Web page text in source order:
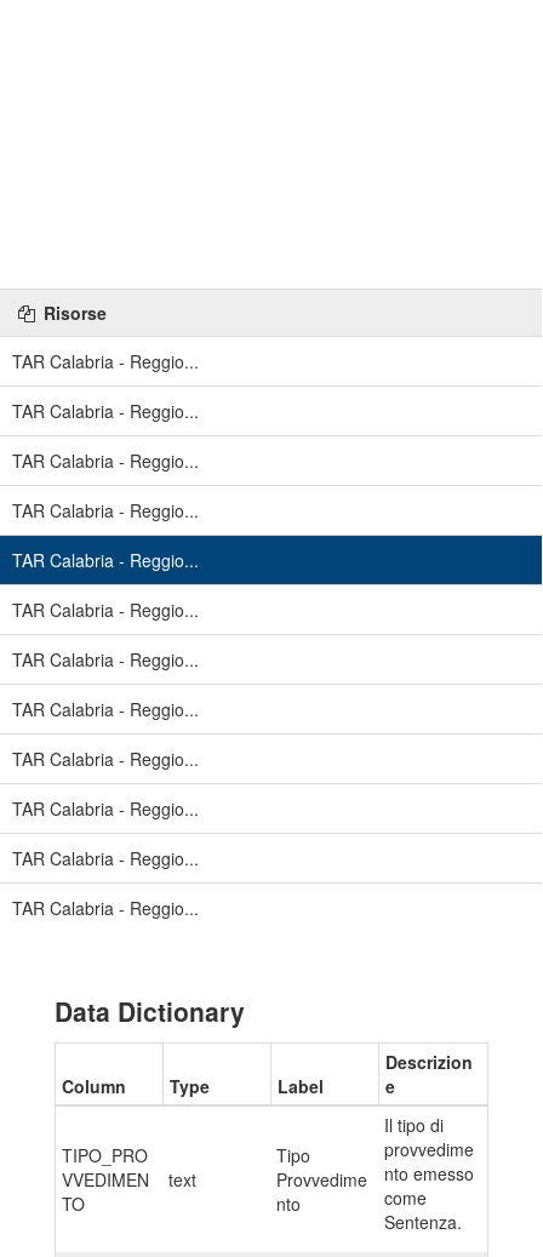
Risorse
TAR Calabria - Reggio...
TAR Calabria - Reggio...
TAR Calabria - Reggio...
TAR Calabria - Reggio...
TAR Calabria - Reggio...
TAR Calabria - Reggio...
TAR Calabria - Reggio...
TAR Calabria - Reggio...
TAR Calabria - Reggio...
TAR Calabria - Reggio...
TAR Calabria - Reggio...
TAR Calabria - Reggio...
Data Dictionary
Column Type Label
Descrizion
e
TIPO_PRO
VVEDIMEN
TO
text
Tipo
Provvedime
nto
Il tipo di
provvedime
nto emesso
come
Sentenza.